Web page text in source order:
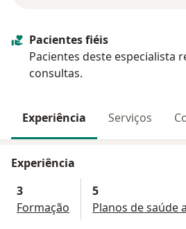
Pacientes fiéis
Pacientes deste especialista
consultas.
Experiência Serviços
Experiência
3
Formação
5
Planos de saúde